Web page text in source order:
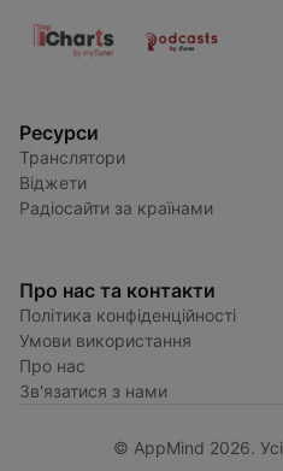
Ресурси
Транслятори
Віджети
Радіосайти за країнами
Про нас та контакти
Політика конфіденційності
Умови використання
Про нас
Зв'язатися з нами
© AppMind 2026.